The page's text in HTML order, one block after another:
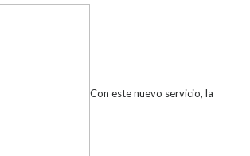
Con este nuevo servicio, la